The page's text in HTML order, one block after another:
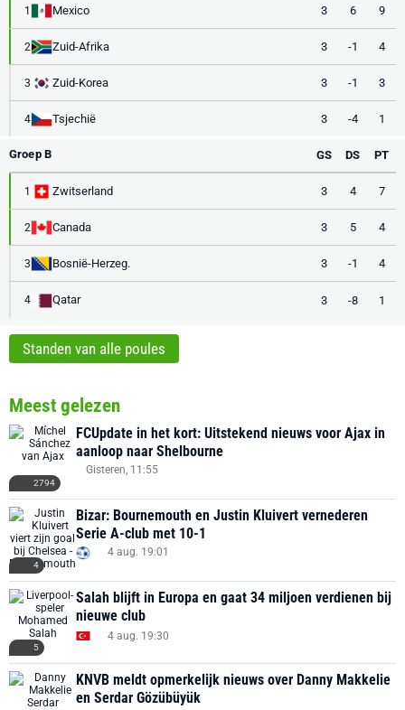
1 Mexico 3 6 9
2 Zuid-Afrika 3 -1 4
3 Zuid-Korea 3 -1 3
4 Tsjechië 3 -4 1
Groep B GS DS PT
1 Zwitserland 3 4 7
2 Canada 3 5 4
3 Bosnië-Herzeg. 3 -1 4
4 Qatar 3 -8 1
Standen van alle poules
Meest gelezen
2794
FCUpdate in het kort: Uitstekend nieuws voor Ajax in
aanloop naar Shelbourne
Gisteren, 11:55
4
Bizar: Bournemouth en Justin Kluivert vernederen
Serie A-club met 10-1
4 aug. 19:01
5
Salah blijft in Europa en gaat 34 miljoen verdienen bij
nieuwe club
4 aug. 19:30
KNVB meldt opmerkelijk nieuws over Danny Makkelie
en Serdar Gözübüyük